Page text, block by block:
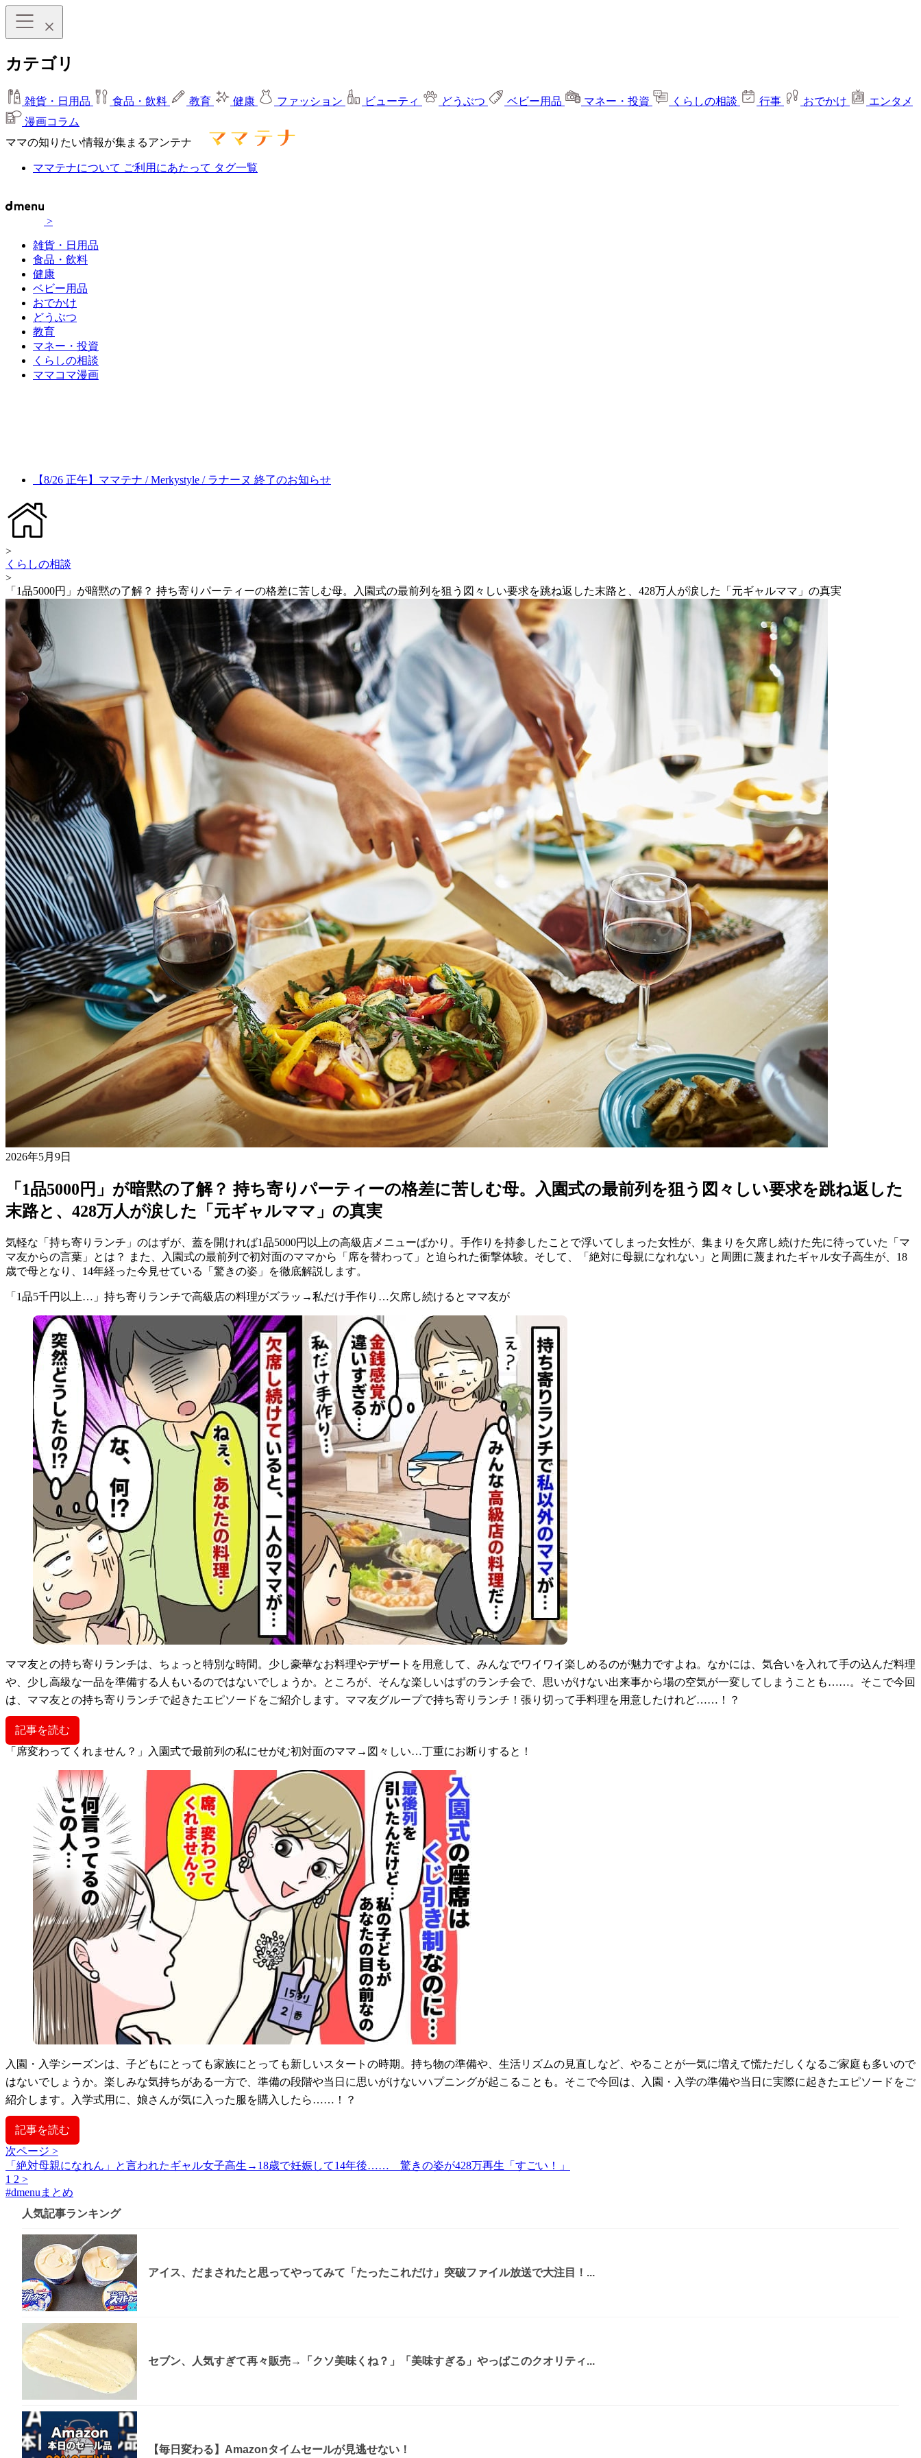
カテゴリ
雑貨・日用品 食品・飲料 教育 健康 ファッション ビューティ どうぶつ ベビー用品 マネー・投資 くらしの相談 行事 おでかけ
エンタメ
漫画コラム
ママの知りたい情報が集まるアンテナ
ママテナについて ご利用にあたって タグ一覧
>
雑貨・日用品
食品・飲料
健康
ベビー用品
おでかけ
どうぶつ
教育
マネー・投資
くらしの相談
ママコマ漫画
【8/26 正午】ママテナ / Merkystyle / ラナーヌ 終了のお知らせ
>
くらしの相談
>
「1品5000円」が暗黙の了解？ 持ち寄りパーティーの格差に苦しむ母。入園式の最前列を狙う図々しい要求を跳ね返した末路と、428万人が涙した「元ギャルママ」の真実
2026年5月9日
「1品5000円」が暗黙の了解？ 持ち寄りパーティーの格差に苦しむ母。入園式の最前列を狙う図々しい要求を跳ね返した
末路と、428万人が涙した「元ギャルママ」の真実
気軽な「持ち寄りランチ」のはずが、蓋を開ければ1品5000円以上の高級店メニューばかり。手作りを持参したことで浮いてしまった女性が、集まりを欠席し続けた先に待っていた「マ
マ友からの言葉」とは？ また、入園式の最前列で初対面のママから「席を替わって」と迫られた衝撃体験。そして、「絶対に母親になれない」と周囲に蔑まれたギャル女子高生が、18
歳で母となり、14年経った今見せている「驚きの姿」を徹底解説します。
「1品5千円以上…」持ち寄りランチで高級店の料理がズラッ→私だけ手作り…欠席し続けるとママ友が
ママ友との持ち寄りランチは、ちょっと特別な時間。少し豪華なお料理やデザートを用意して、みんなでワイワイ楽しめるのが魅力ですよね。なかには、気合いを入れて手の込んだ料理
や、少し高級な一品を準備する人もいるのではないでしょうか。ところが、そんな楽しいはずのランチ会で、思いがけない出来事から場の空気が一変してしまうことも……。そこで今回
は、ママ友との持ち寄りランチで起きたエピソードをご紹介します。ママ友グループで持ち寄りランチ！張り切って手料理を用意したけれど……！？
記事を読む
「席変わってくれません？」入園式で最前列の私にせがむ初対面のママ→図々しい…丁重にお断りすると！
入園・入学シーズンは、子どもにとっても家族にとっても新しいスタートの時期。持ち物の準備や、生活リズムの見直しなど、やることが一気に増えて慌ただしくなるご家庭も多いので
はないでしょうか。楽しみな気持ちがある一方で、準備の段階や当日に思いがけないハプニングが起こることも。そこで今回は、入園・入学の準備や当日に実際に起きたエピソードをご
紹介します。入学式用に、娘さんが気に入った服を購入したら……！？
記事を読む
次ページ >
「絶対母親になれん」と言われたギャル女子高生→18歳で妊娠して14年後…… 驚きの姿が428万再生「すごい！」
1 2 >
#dmenuまとめ
人気記事ランキング
アイス、だまされたと思ってやってみて「たったこれだけ」突破ファイル放送で大注目！...
セブン、人気すぎて再々販売→「クソ美味くね？」「美味すぎる」やっぱこのクオリティ...
【毎日変わる】Amazonタイムセールが見逃せない！